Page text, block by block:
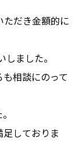
ただき金額的に
ました。
相談にのって
しておりま